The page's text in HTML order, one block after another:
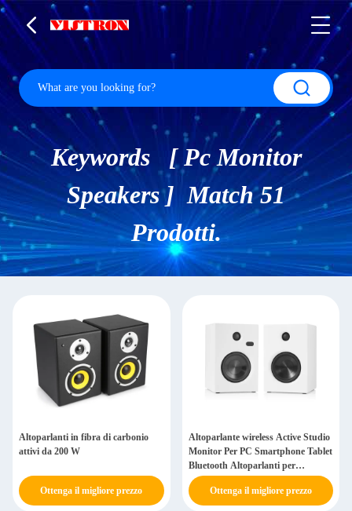
Keywords [ Pc Monitor
Speakers ] Match 51
Prodotti.
Altoparlanti in fibra di carbonio
attivi da 200 W
Ottenga il migliore prezzo
Altoparlante wireless Active Studio
Monitor Per PC Smartphone Tablet
Bluetooth Altoparlanti per
computer domestici
Ottenga il migliore prezzo